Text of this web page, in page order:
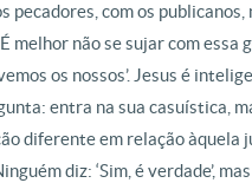
pecadores, com os publicanos,
melhor não se sujar com essa
os nossos’. Jesus é
entra na sua casuística,
diferente em relação àquela
diz: ‘Sim, é verdade’,